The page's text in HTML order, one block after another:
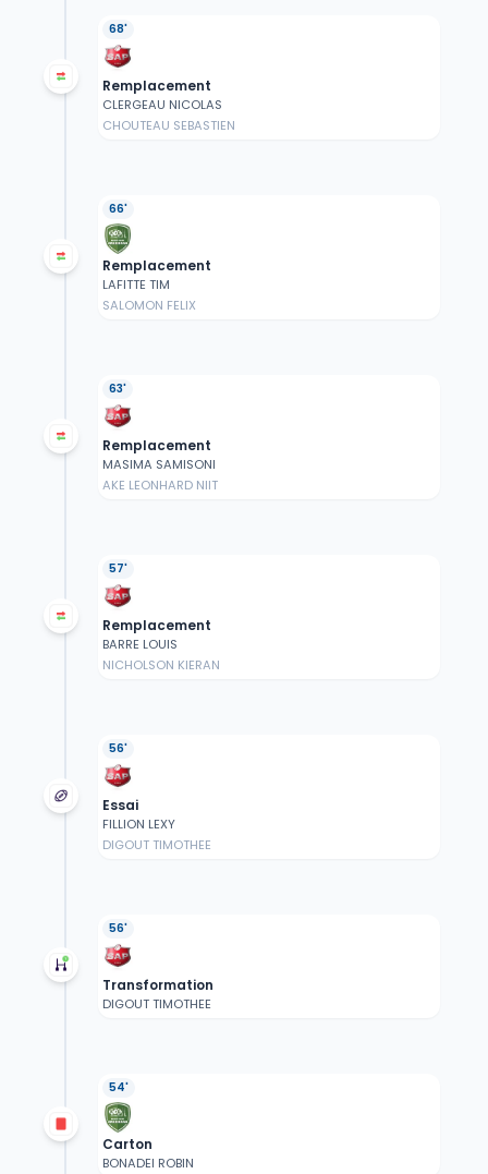
68'
Remplacement
CLERGEAU NICOLAS
CHOUTEAU SEBASTIEN
66'
Remplacement
LAFITTE TIM
SALOMON FELIX
63'
Remplacement
MASIMA SAMISONI
AKE LEONHARD NIIT
57'
Remplacement
BARRE LOUIS
NICHOLSON KIERAN
56'
Essai
FILLION LEXY
DIGOUT TIMOTHEE
56'
Transformation
DIGOUT TIMOTHEE
54'
Carton
BONADEI ROBIN